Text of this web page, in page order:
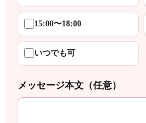
15:00〜18:00
いつでも可
メッセージ本文（任意）